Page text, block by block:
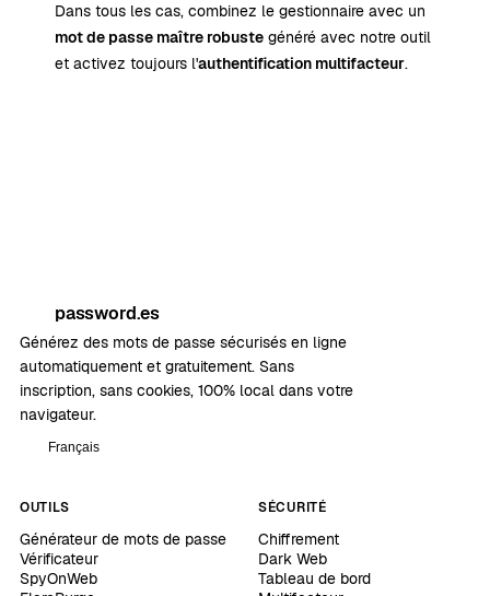
Dans tous les cas, combinez le gestionnaire avec un
mot de passe maître robustegénéré avec notre outil
et activez toujours l'authentification multifacteur.
password.es
Générez des mots de passe sécurisés en ligne
automatiquement et gratuitement. Sans
inscription, sans cookies, 100% local dans votre
navigateur.
Français
OUTILS
Générateur de mots de passe
Vérificateur
SpyOnWeb
SÉCURITÉ
Chiffrement
Dark Web
Tableau de bord